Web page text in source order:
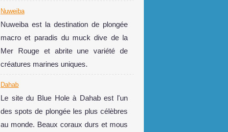
Nuweiba
Nuweiba est la destination de plongée
macro et paradis du muck dive de la
Mer Rouge et abrite une variété de
créatures marines uniques.
Dahab
Le site du Blue Hole à Dahab est l'un
des spots de plongée les plus célèbres
au monde. Beaux coraux durs et mous